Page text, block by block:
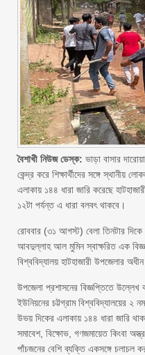
বৈশাখী নিউজ ডেস্ক: ভাড়া বাসার
কেন্দ্র করে শিক্ষার্থীদের সঙ্গে স্থানীয়
এলাকায় ১৪৪ ধারা জারি করেছে
১২টা পর্যন্ত এ ধারা বলবৎ থাকবে।
রোববার (৩১ আগস্ট) বেলা তিনটার দিকে
আবদুল্লাহ আল মুমিন স্বাক্ষরিত এক
বিশ্ববিদ্যালয় হাটহাজারী উপজেলার
উপজেলা প্রশাসনের বিজ্ঞপ্তিতে উল্লেখ
ইউনিয়নের চট্টগ্রাম বিশ্ববিদ্যালয়ের ২
উভয় দিকের এলাকায় ১৪৪ ধারা জারি
সমাবেশ, বিক্ষোভ, গণজমায়েত কিংবা
পাঁচজনের বেশি ব্যক্তি একসঙ্গে চলাচল